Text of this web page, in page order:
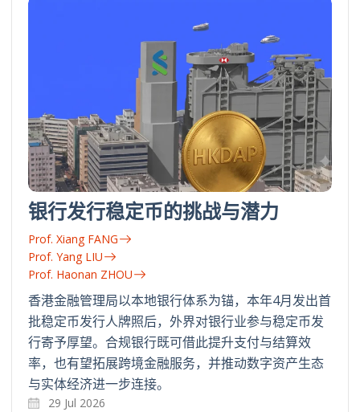
银行发行稳定币的挑战与潜力
Prof. Xiang FANG
Prof. Yang LIU
Prof. Haonan ZHOU
香港金融管理局以本地银行体系为锚，本年4月发出首
批稳定币发行人牌照后，外界对银行业参与稳定币发
行寄予厚望。合规银行既可借此提升支付与结算效
率，也有望拓展跨境金融服务，并推动数字资产生态
与实体经济进一步连接。
29 Jul 2026